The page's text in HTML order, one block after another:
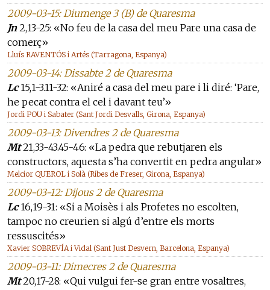
2009-03-15: Diumenge 3 (B) de Quaresma
Jn2,13-25: «No feu de la casa del meu Pare una casa de
comerç»
Lluís RAVENTÓS i Artés (Tarragona, Espanya)
2009-03-14: Dissabte 2 de Quaresma
Lc15,1-3.11-32: «Aniré a casa del meu pare i li diré: ‘Pare,
he pecat contra el cel i davant teu’»
Jordi POU i Sabater (Sant Jordi Desvalls, Girona, Espanya)
2009-03-13: Divendres 2 de Quaresma
Mt21,33-43.45-46: «La pedra que rebutjaren els
constructors, aquesta s’ha convertit en pedra angular»
Melcior QUEROL i Solà (Ribes de Freser, Girona, Espanya)
2009-03-12: Dijous 2 de Quaresma
Lc16,19-31: «Si a Moisès i als Profetes no escolten,
tampoc no creurien si algú d’entre els morts
ressuscités»
Xavier SOBREVÍA i Vidal (Sant Just Desvern, Barcelona, Espanya)
2009-03-11: Dimecres 2 de Quaresma
Mt20,17-28: «Qui vulgui fer-se gran entre vosaltres,